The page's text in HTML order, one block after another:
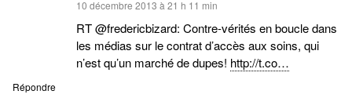
10 décembre 2013 à 21 h 11 min
RT @fredericbizard: Contre-vérités en boucle dans
les médias sur le contrat d’accès aux soins, qui
n’est qu’un marché de dupes! http://t.co…
Répondre